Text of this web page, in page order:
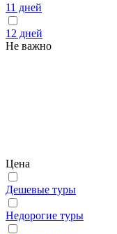
11 дней
12 дней
Не важно
Цена
Дешевые туры
Недорогие туры